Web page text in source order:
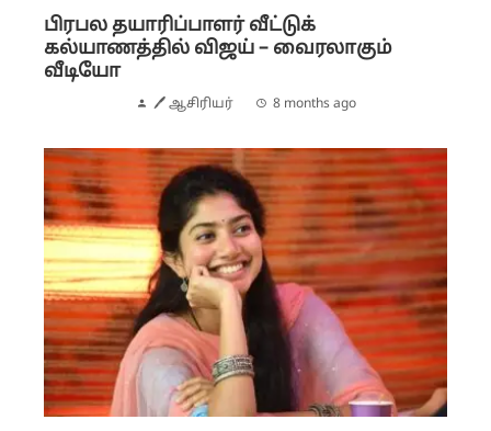
பிரபல தயாரிப்பாளர் வீட்டுக்
கல்யாணத்தில் விஜய் – வைரலாகும்
வீடியோ
🖊 ஆசிரியர் 8 months ago